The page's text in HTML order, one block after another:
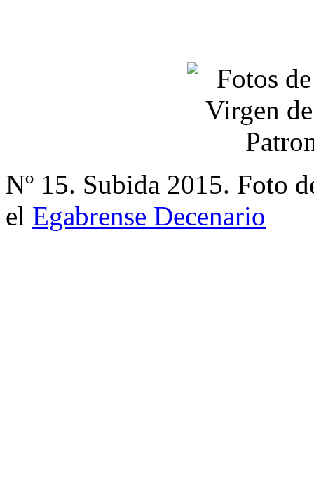
Nº 15. Subida 2015. Foto
el Egabrense Decenario